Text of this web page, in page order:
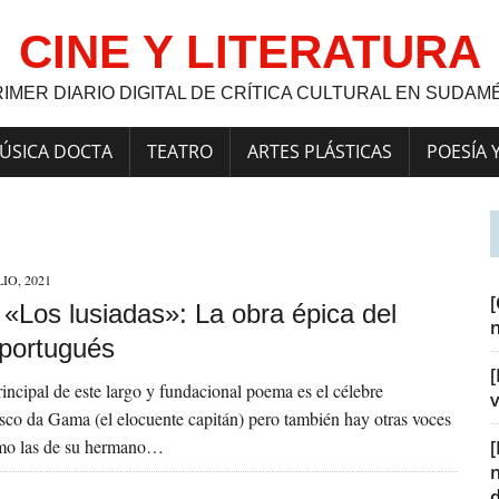
CINE Y LITERATURA
DIARIO DIGITAL DE CRÍTICA CULTURAL EN
DOCTA TEATRO ARTES PLÁSTICAS POESÍA
2021
lusiadas»: La obra épica del
de este largo y fundacional poema es el célebre
da Gama (el elocuente capitán) pero también hay otras voces
las de su hermano…